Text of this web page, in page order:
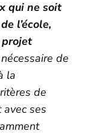
qui ne soit
l’école,
de
la
de
ses